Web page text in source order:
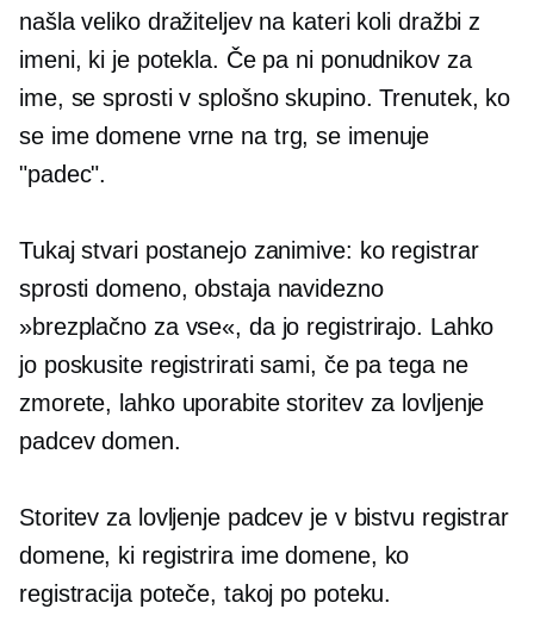
našla veliko dražiteljev na kateri koli dražbi z
imeni, ki je potekla. Če pa ni ponudnikov za
ime, se sprosti v splošno skupino. Trenutek, ko
se ime domene vrne na trg, se imenuje
"padec".
Tukaj stvari postanejo zanimive: ko registrar
sprosti domeno, obstaja navidezno
»brezplačno za vse«, da jo registrirajo. Lahko
jo poskusite registrirati sami, če pa tega ne
zmorete, lahko uporabite storitev za lovljenje
padcev domen.
Storitev za lovljenje padcev je v bistvu registrar
domene, ki registrira ime domene, ko
registracija poteče, takoj po poteku.